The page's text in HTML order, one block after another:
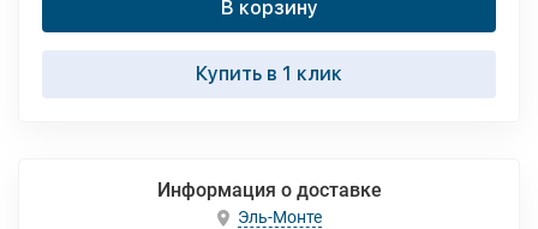
В корзину
Купить в 1 клик
Информация о доставке
Эль-Монте